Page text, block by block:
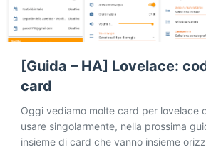
[Guida – HA] Lovelace:
card
Oggi vediamo molte card per lovelace
usare singolarmente, nella prossima
insieme di card che vanno insieme